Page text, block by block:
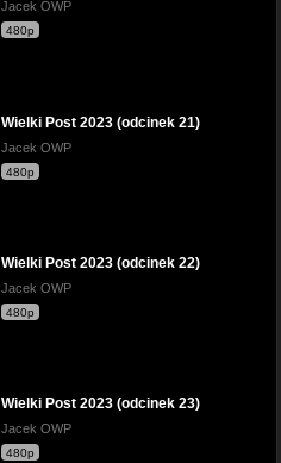
Jacek OWP
480p
Wielki Post 2023 (odcinek 21)
Jacek OWP
480p
Wielki Post 2023 (odcinek 22)
Jacek OWP
480p
Wielki Post 2023 (odcinek 23)
Jacek OWP
480p